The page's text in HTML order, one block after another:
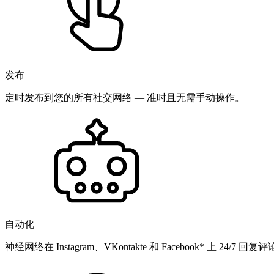
发布
定时发布到您的所有社交网络 — 准时且无需手动操作。
自动化
神经网络在 Instagram、VKontakte 和 Facebook* 上 24/7 回复评